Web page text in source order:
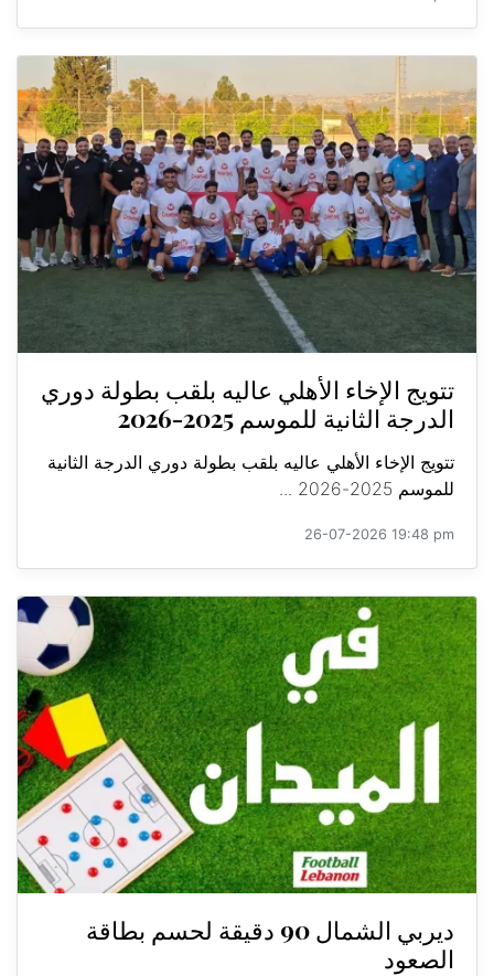
تتويج الإخاء الأهلي عاليه بلقب بطولة دوري
الدرجة الثانية للموسم 2025-2026
تتويج الإخاء الأهلي عاليه بلقب بطولة دوري الدرجة الثانية
للموسم 2025-2026 ...
26-07-2026 19:48 pm
ديربي الشمال 90 دقيقة لحسم بطاقة
الصعود